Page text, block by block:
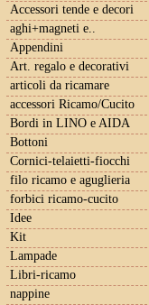
Accessori tende e decori
aghi+magneti e..
Appendini
Art. regalo e decorativi
articoli da ricamare
accessori Ricamo/Cucito
Bordi in LINO e AIDA
Bottoni
Cornici-telaietti-fiocchi
filo ricamo e aguglieria
forbici ricamo-cucito
Idee
Kit
Lampade
Libri-ricamo
nappine